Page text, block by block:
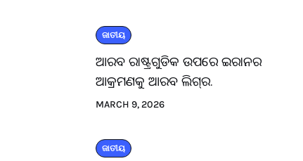
ଜାତୀୟ
ଆରବ ରାଷ୍ଟ୍ରଗୁଡିକ ଉପରେ ଇରାନର
ଆକ୍ରମଣକୁ ଆରବ ଲିଗ୍‌ର.
MARCH 9, 2026
ଜାତୀୟ